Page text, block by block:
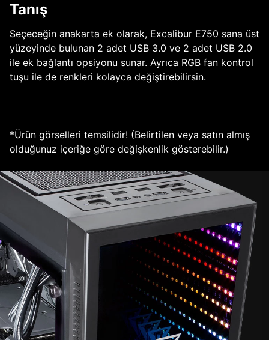
Tanış
Seçeceğin anakarta ek olarak, Excalibur E750 sana üst
yüzeyinde bulunan 2 adet USB 3.0 ve 2 adet USB 2.0
ile ek bağlantı opsiyonu sunar. Ayrıca RGB fan kontrol
tuşu ile de renkleri kolayca değiştirebilirsin.
*Ürün görselleri temsilidir! (Belirtilen veya satın almış
olduğunuz içeriğe göre değişkenlik gösterebilir.)